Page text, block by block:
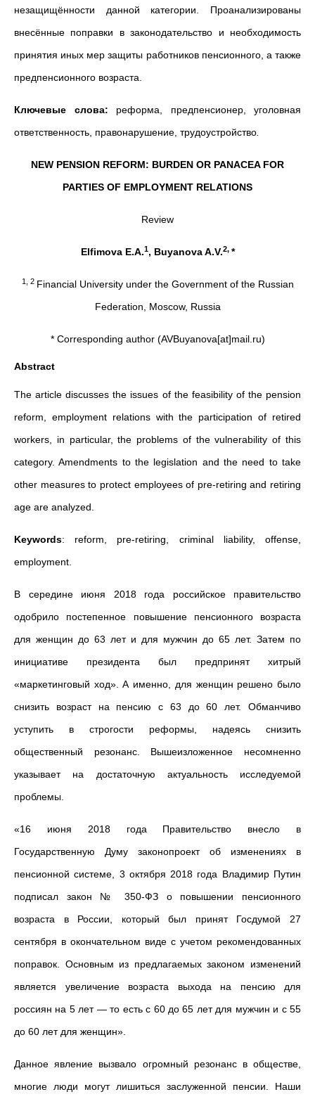
незащищённости данной категории. Проанализированы
внесённые поправки в законодательство и необходимость
принятия иных мер защиты работников пенсионного, а также
предпенсионного возраста.
Ключевые слова: реформа, предпенсионер, уголовная
ответственность, правонарушение, трудоустройство
NEW PENSION REFORM: BURDEN OR PANACEA FOR
PARTIES OF EMPLOYMENT RELATIONS
Review
Elfimova E.A.1, Buyanova A.V.2, *
1, 2 Financial University under the Government of the Russian
Federation, Moscow, Russia
* Corresponding author (AVBuyanova[at]mail.ru)
Abstract
The article discusses the issues of the feasibility of the pension
reform, employment relations with the participation of retired
workers, in particular, the problems of the vulnerability of this
category. Amendments to the legislation and the need to take
other measures to protect employees of pre-retiring and retiring
age are analyzed.
Keywords: reform, pre-retiring, criminal liability, offense,
employment.
В середине июня 2018 года российское правительство
одобрило постепенное повышение пенсионного возраста
для женщин до 63 лет и для мужчин до 65 лет. Затем по
инициативе президента был предпринят хитрый
«маркетинговый ход». А именно, для женщин решено было
снизить возраст на пенсию с 63 до 60 лет. Обманчиво
уступить в строгости реформы, надеясь снизить
общественный резонанс. Вышеизложенное несомненно
указывает на достаточную актуальность исследуемой
проблемы.
«16 июня 2018 года Правительство внесло в
Государственную Думу законопроект об изменениях в
пенсионной системе, 3 октября 2018 года Владимир Путин
подписал закон № 350-ФЗ о повышении пенсионного
возраста в России, который был принят Госдумой 27
сентября в окончательном виде с учетом рекомендованных
поправок. Основным из предлагаемых законом изменений
является увеличение возраста выхода на пенсию для
россиян на 5 лет — то есть с 60 до 65 лет для мужчин и с 55
до 60 лет для женщин».
Данное явление вызвало огромный резонанс в обществе,
многие люди могут лишиться заслуженной пенсии. Наши